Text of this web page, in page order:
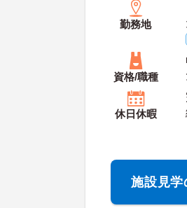
勤務地
資格/職種
休日休暇
施設見学